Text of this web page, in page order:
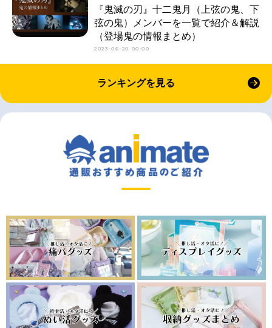
『鬼滅の刃』十二鬼月（上弦の鬼、下
弦の鬼）メンバーを一覧で紹介＆解説
（登場鬼の情報まとめ）
2023-06-20 00:00
ランキングを見る